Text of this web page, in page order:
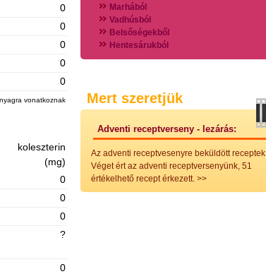
0
0
0
0
0
vonatkoznak
koleszterin
(mg)
0
0
0
?
0
Marhából
Vadhúsból
Belsőségekből
Hentesárukból
Vadszárnyasokból
Halak
Hidegvérűek
Klasszikus főzelékek
Zöldséges ételek
Saláták
Hidegkonyhai készítmények
Mert szeretjük
Adventi receptverseny - lezárás:
Az adventi receptvesenyre beküldött receptek
Véget ért az adventi receptversenyünk, 51
értékelhető recept érkezett.>>